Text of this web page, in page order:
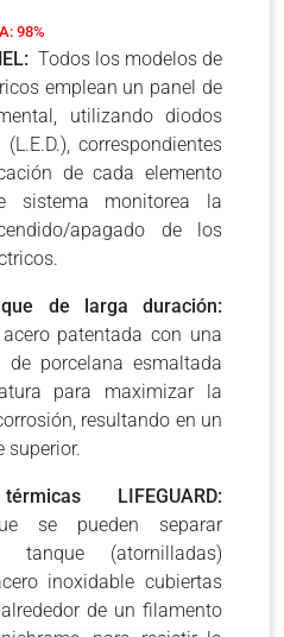
98%
Todos los modelos de
emplean un panel de
utilizando diodos
correspondientes
de cada elemento
sistema monitorea la
apagado de los
de larga duración:
patentada con una
de porcelana esmaltada
para maximizar la
resultando en un
superior.
LIFEGUARD:
se pueden separar
tanque (atornilladas)
inoxidable cubiertas
de un filamento